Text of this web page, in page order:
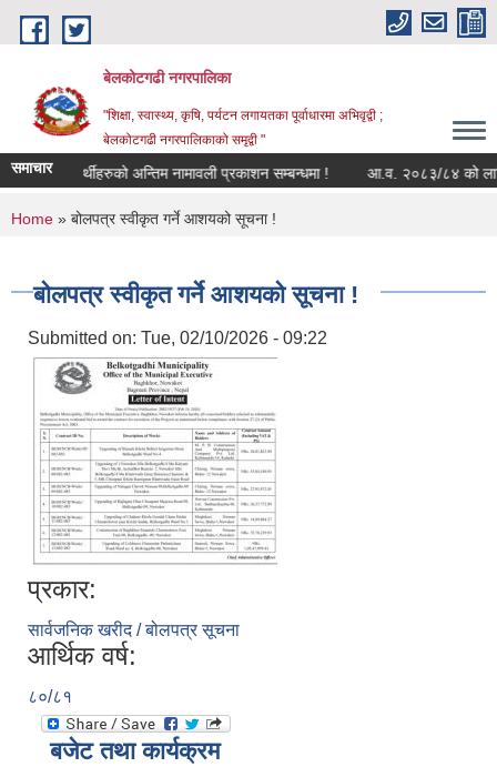
Skip to main content
बेलकोटगढी नगरपालिका
"शिक्षा, स्वास्थ्य, कृषि, पर्यटन लगायतका पूर्वाधारमा अभिवृद्वी ;
बेलकोटगढी नगरपालिकाको समृद्वी "
समाचार
प्रशिक्षार्थीहरुको अन्तिम नामावली प्रकाशन सम्बन्धमा ! आ.व. २०८३/८४ को लागि
You are here
Home » बोलपत्र स्वीकृत गर्ने आशयको सूचना !
बोलपत्र स्वीकृत गर्ने आशयको सूचना !
Submitted on: Tue, 02/10/2026 - 09:22
प्रकार:
सार्वजनिक खरीद / बोलपत्र सूचना
आर्थिक वर्ष:
८०/८१
बजेट तथा कार्यक्रम